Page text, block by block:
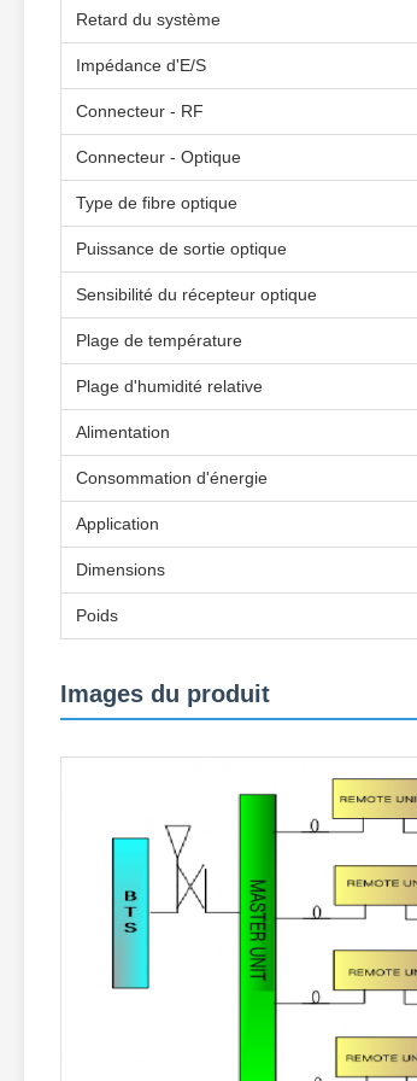
Retard du système
Impédance d'E/S
Connecteur - RF
Connecteur - Optique
Type de fibre optique
Puissance de sortie optique
Sensibilité du récepteur optique
Plage de température
Plage d'humidité relative
Alimentation
Consommation d'énergie
Application
Dimensions
Poids
Images du produit